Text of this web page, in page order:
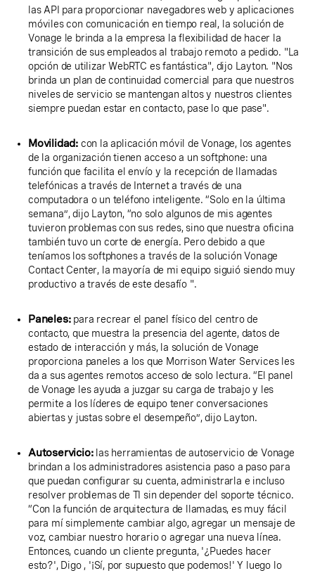
las API para proporcionar navegadores web y aplicaciones
móviles con comunicación en tiempo real, la solución de
Vonage le brinda a la empresa la flexibilidad de hacer la
transición de sus empleados al trabajo remoto a pedido. "La
opción de utilizar WebRTC es fantástica", dijo Layton. "Nos
brinda un plan de continuidad comercial para que nuestros
niveles de servicio se mantengan altos y nuestros clientes
siempre puedan estar en contacto, pase lo que pase".
Movilidad: con la aplicación móvil de Vonage, los agentes
de la organización tienen acceso a un softphone: una
función que facilita el envío y la recepción de llamadas
telefónicas a través de Internet a través de una
computadora o un teléfono inteligente. “Solo en la última
semana”, dijo Layton, “no solo algunos de mis agentes
tuvieron problemas con sus redes, sino que nuestra oficina
también tuvo un corte de energía. Pero debido a que
teníamos los softphones a través de la solución Vonage
Contact Center, la mayoría de mi equipo siguió siendo muy
productivo a través de este desafío ".
Paneles:para recrear el panel físico del centro de
contacto, que muestra la presencia del agente, datos de
estado de interacción y más, la solución de Vonage
proporciona paneles a los que Morrison Water Services les
da a sus agentes remotos acceso de solo lectura. “El panel
de Vonage les ayuda a juzgar su carga de trabajo y les
permite a los líderes de equipo tener conversaciones
abiertas y justas sobre el desempeño”, dijo Layton.
Autoservicio:las herramientas de autoservicio de Vonage
brindan a los administradores asistencia paso a paso para
que puedan configurar su cuenta, administrarla e incluso
resolver problemas de TI sin depender del soporte técnico.
“Con la función de arquitectura de llamadas, es muy fácil
para mí simplemente cambiar algo, agregar un mensaje de
voz, cambiar nuestro horario o agregar una nueva línea.
Entonces, cuando un cliente pregunta, '¿Puedes hacer
esto?', Digo , '¡Sí, por supuesto que podemos!' Y luego lo